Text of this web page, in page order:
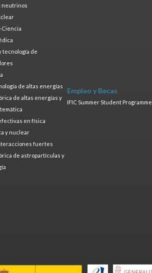
neutrinos
Ciencia
tecnología de
de altas energías
de altas energías y
en física
y nuclear
fuertes
de astropartículas y
Empleo y Becas
IFIC Summer Student Programme